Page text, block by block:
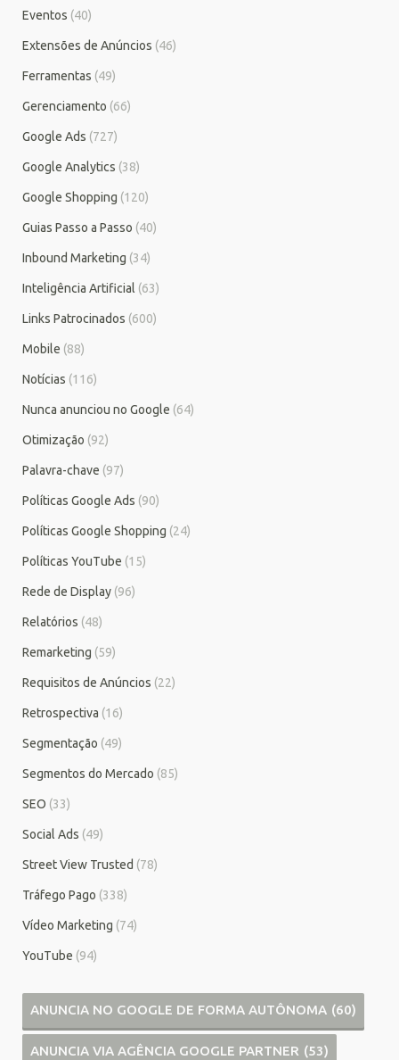
Eventos (40)
Extensões de Anúncios (46)
Ferramentas (49)
Gerenciamento (66)
Google Ads (727)
Google Analytics (38)
Google Shopping (120)
Guias Passo a Passo (40)
Inbound Marketing (34)
Inteligência Artificial (63)
Links Patrocinados (600)
Mobile (88)
Notícias (116)
Nunca anunciou no Google (64)
Otimização (92)
Palavra-chave (97)
Políticas Google Ads (90)
Políticas Google Shopping (24)
Políticas YouTube (15)
Rede de Display (96)
Relatórios (48)
Remarketing (59)
Requisitos de Anúncios (22)
Retrospectiva (16)
Segmentação (49)
Segmentos do Mercado (85)
SEO (33)
Social Ads (49)
Street View Trusted (78)
Tráfego Pago (338)
Vídeo Marketing (74)
YouTube (94)
ANUNCIA NO GOOGLE DE FORMA AUTÔNOMA (60)
ANUNCIA VIA AGÊNCIA GOOGLE PARTNER (53)